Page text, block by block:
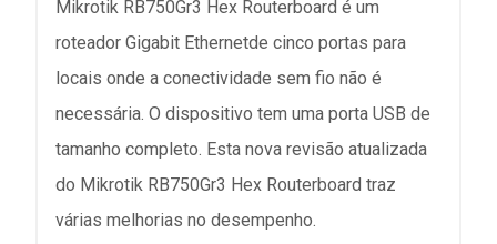
Mikrotik RB750Gr3 Hex Routerboard é um
roteador Gigabit Ethernetde cinco portas para
locais onde a conectividade sem fio não é
necessária. O dispositivo tem uma porta USB de
tamanho completo. Esta nova revisão atualizada
do Mikrotik RB750Gr3 Hex Routerboard traz
várias melhorias no desempenho.